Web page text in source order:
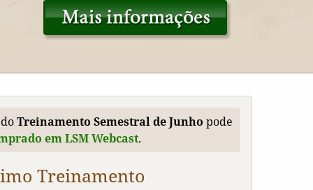
Treinamento Semestral de Junho pode
em LSM Webcast.
Treinamento